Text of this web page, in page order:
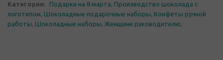
Категории: Подарки на 8 марта, Производство шоколада с
логотипом, Шоколадные подарочные наборы, Конфеты ручной
работы, Шоколадные наборы, Женщине руководителю,